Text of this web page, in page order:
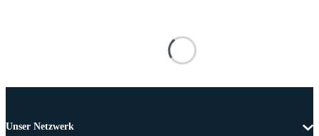
Unser Netzwerk